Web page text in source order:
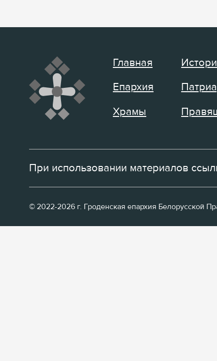
Главная
Епархия
Храмы
При использовании материалов
© 2022-2026 г. Гроденская епархия Белорусской